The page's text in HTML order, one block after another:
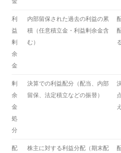
利
益
剰
余
金
内部留保された過去の利益の累
積（任意積立金・利益剰余金含
む）
剰
余
金
処
分
決算での利益配分（配当、内部
留保、法定積立などの振替）
配
株主に対する利益分配（期末配